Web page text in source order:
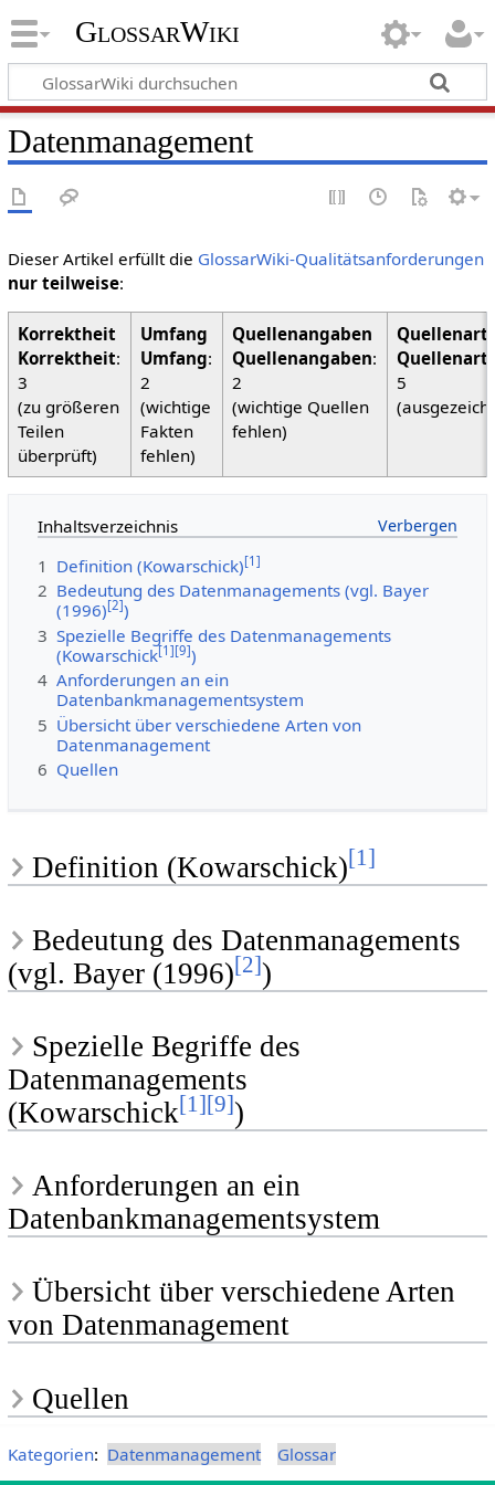
GlossarWiki
Datenmanagement
Dieser Artikel erfüllt die GlossarWiki-Qualitätsanforderungen
nur teilweise:
Korrektheit:
3
(zu größeren
Teilen
überprüft)
Umfang:
2
(wichtige
Fakten
fehlen)
Quellenangaben:
2
(wichtige Quellen
fehlen)
5
Inhaltsverzeichnis
1 Definition (Kowarschick)[1 ]
2 Bedeutung des Datenmanagements (vgl. Bayer
(1996)[2])
3 Spezielle Begriffe des Datenmanagements
(Kowarschick[1 ][9])
4 Anforderungen an ein
Datenbankmanagementsystem
5 Übersicht über verschiedene Arten von
Datenmanagement
6 Quellen
Definition (Kowarschick)[1]
Bedeutung des Datenmanagements
(vgl. Bayer (1996)[2])
Spezielle Begriffe des
Datenmanagements
(Kowarschick[1][9])
Anforderungen an ein
Datenbankmanagementsystem
Übersicht über verschiedene Arten
von Datenmanagement
Quellen
Kategorien: Datenmanagement Glossar